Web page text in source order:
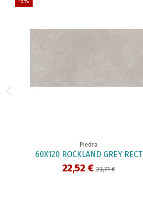
Piedra
60X120 ROCKLAND GREY RECT
22,52 €23,71 €